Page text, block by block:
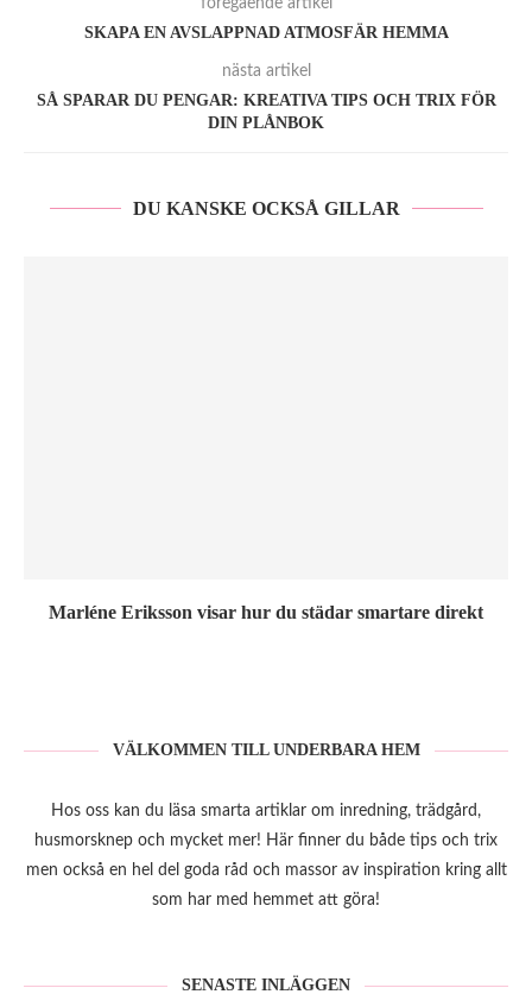
föregående artikel
SKAPA EN AVSLAPPNAD ATMOSFÄR HEMMA
nästa artikel
SÅ SPARAR DU PENGAR: KREATIVA TIPS OCH TRIX FÖR
DIN PLÅNBOK
DU KANSKE OCKSÅ GILLAR
Marléne Eriksson visar hur du städar smartare direkt
VÄLKOMMEN TILL UNDERBARA HEM
Hos oss kan du läsa smarta artiklar om inredning, trädgård,
husmorsknep och mycket mer! Här finner du både tips och trix
men också en hel del goda råd och massor av inspiration kring allt
som har med hemmet att göra!
SENASTE INLÄGGEN